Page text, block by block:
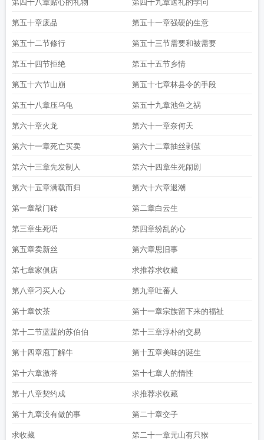
第四十八章贴心的礼物 第四十九章送礼的学问
第五十章废品 第五十一章强硬的生意
第五十二节修行 第五十三节需要和被需要
第五十四节拒绝 第五十五节乡情
第五十六节山崩 第五十七章林县令的手段
第五十八章压乌龟 第五十九章池鱼之祸
第六十章火龙 第六十一章奈何天
第六十一章死亡买卖 第六十二章抽丝剥茧
第六十三章先发制人 第六十四章生死闹剧
第六十五章满载而归 第六十六章退潮
第一章敲门砖 第二章白云生
第三章生死唔 第四章纷乱的心
第五章卖新丝 第六章思旧事
第七章家俱店 求推荐求收藏
第八章刁买人心 第九章吐蕃人
第十章饮茶 第十一章宗族留下来的福祉
第十二节蓝蓝的苏伯伯 第十三章淳朴的交易
第十四章庖丁解牛 第十五章美味的诞生
第十六章激将 第十七章人的惰性
第十八章契约成 求推荐求收藏
第十九章没有做的事 第二十章交子
求收藏 第二十一章元山有只猴